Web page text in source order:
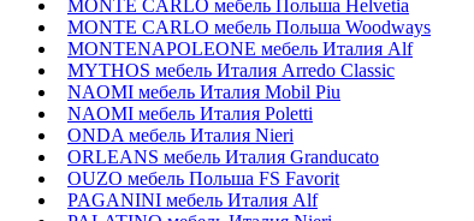
MONTE CARLO мебель Польша Helvetia
MONTE CARLO мебель Польша Woodways
MONTENAPOLEONE мебель Италия Alf
MYTHOS мебель Италия Arredo Classic
NAOMI мебель Италия Mobil Piu
NAOMI мебель Италия Poletti
ONDA мебель Италия Nieri
ORLEANS мебель Италия Granducato
OUZO мебель Польша FS Favorit
PAGANINI мебель Италия Alf